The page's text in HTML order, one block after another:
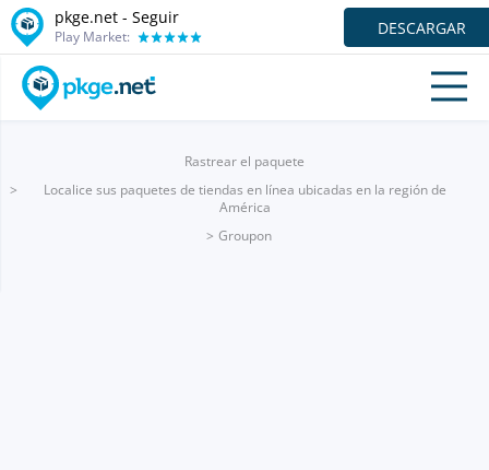
pkge.net - Seguir
Play Market: DESCARGAR
Rastrear el paquete
Localice sus paquetes de tiendas en línea ubicadas en la región de
América
Groupon